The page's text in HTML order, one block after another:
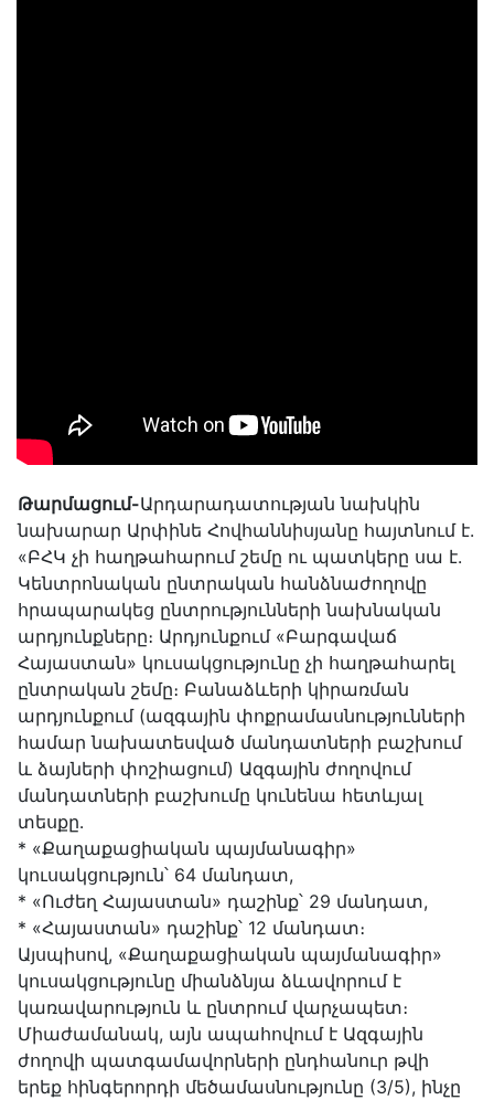
Թարմացում-Արդարադատության նախկին
նախարար Արփինե Հովհաննիսյանը հայտնում է.
«ԲՀԿ չի հաղթահարում շեմը ու պատկերը սա է.
Կենտրոնական ընտրական հանձնաժողովը
հրապարակեց ընտրությունների նախնական
արդյունքները։ Արդյունքում «Բարգավաճ
Հայաստան» կուսակցությունը չի հաղթահարել
ընտրական շեմը։ Բանաձևերի կիրառման
արդյունքում (ազգային փոքրամասնությունների
համար նախատեսված մանդատների բաշխում
և ձայների փոշիացում) Ազգային ժողովում
մանդատների բաշխումը կունենա հետևյալ
տեսքը․
* «Քաղաքացիական պայմանագիր»
կուսակցություն՝ 64 մանդատ,
* «Ուժեղ Հայաստան» դաշինք՝ 29 մանդատ,
* «Հայաստան» դաշինք՝ 12 մանդատ։
Այսպիսով, «Քաղաքացիական պայմանագիր»
կուսակցությունը միանձնյա ձևավորում է
կառավարություն և ընտրում վարչապետ։
Միաժամանակ, այն ապահովում է Ազգային
ժողովի պատգամավորների ընդհանուր թվի
երեք հինգերորդի մեծամասնությունը (3/5), ինչը